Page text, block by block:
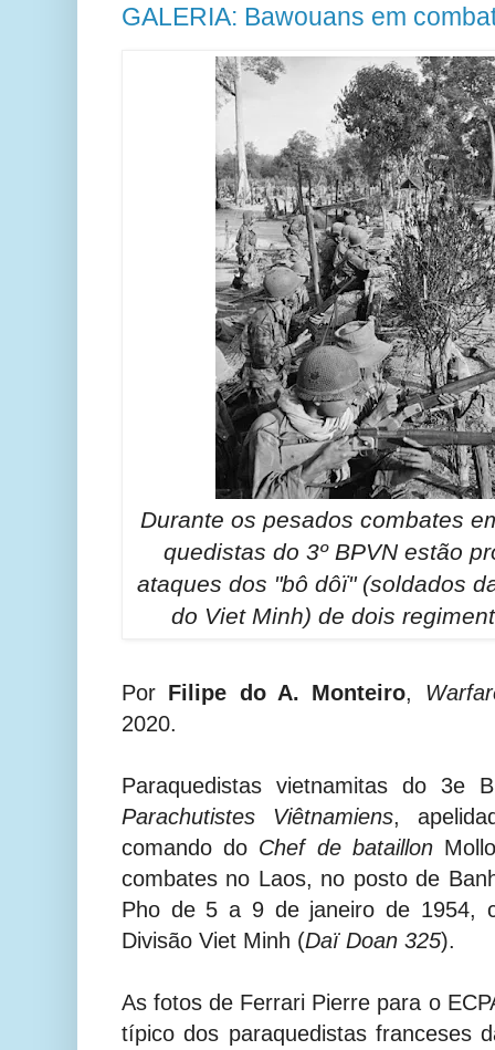
GALERIA: Bawouans em
Durante os pesados combates
quedistas do 3º BPVN estão
ataques dos "bô dôï" (soldados
do Viet Minh) de dois
Por Filipe do A. Monteiro,
2020.
Paraquedistas vietnamitas do 3e
Parachutistes Viêtnamiens,
comando do Chef de bataillon
combates no Laos, no posto de
Pho de 5 a 9 de janeiro de 1954,
Divisão Viet Minh (Daï Doan 325).
As fotos de Ferrari Pierre para o
típico dos paraquedistas franceses